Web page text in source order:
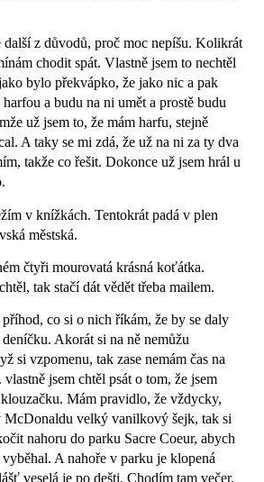
z důvodů, proč moc nepíšu. Kolikrát
chodit spát. Vlastně jsem to nechtěl
bylo překvápko, že jako nic a pak
a budu na ni umět a prostě budu
už jsem to, že mám harfu, stejně
A taky se mi zdá, že už na ni za ty dva
takže co řešit. Dokonce už jsem hrál u
v knížkách. Tentokrát padá v plen
městská.
čtyři mourovatá krásná koťátka.
tak stačí dát vědět třeba mailem.
co si o nich říkám, že by se daly
Akorát si na ně nemůžu
si vzpomenu, tak zase nemám čas na
jsem chtěl psát o tom, že jsem
Mám pravidlo, že vždycky,
McDonaldu velký vanilkový šejk, tak si
nahoru do parku Sacre Coeur, abych
A nahoře v parku je klopená
veselá je po dešti. Chodím tam večer,